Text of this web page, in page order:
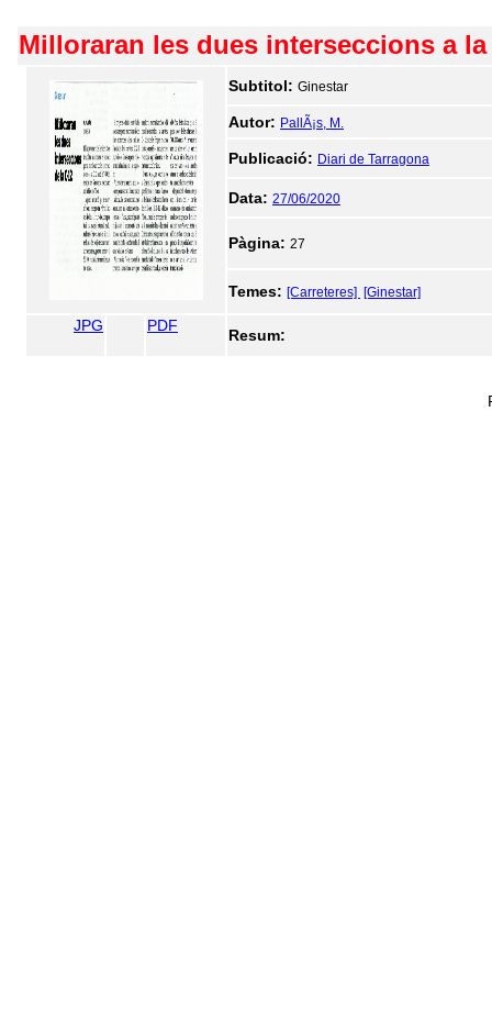
Milloraran les dues interseccions a la
Subtitol: Ginestar
Autor: PallÃ¡s, M.
Publicació: Diari de Tarragona
Data: 27/06/2020
Pàgina: 27
Temes: [Carreteres] [Ginestar]
JPG PDF
Resum: